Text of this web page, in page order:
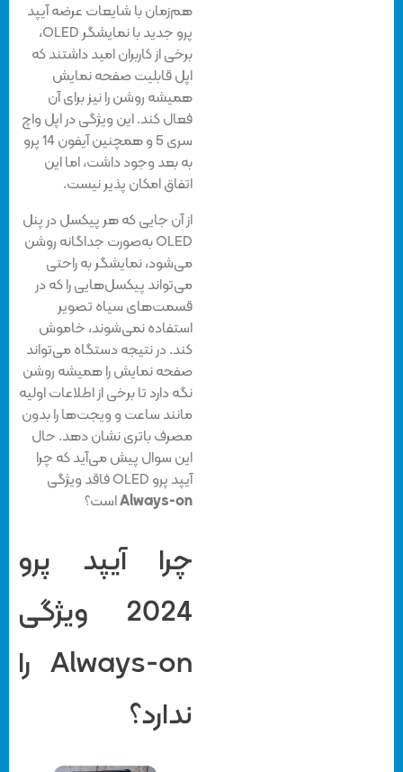
هم‌زمان با شایعات عرضه آیپد
پرو جدید با نمایشگر OLED،
برخی از کاربران امید داشتند که
اپل قابلیت صفحه نمایش
همیشه روشن را نیز برای آن
فعال کند. این ویژگی در اپل واچ
سری 5 و همچنین آیفون 14 پرو
به بعد وجود داشت، اما این
اتفاق امکان پذیر نیست.
از آن جایی که هر پیکسل در پنل
OLED به‌صورت جداگانه روشن
می‌شود، نمایشگر به راحتی
می‌تواند پیکسل‌هایی را که در
قسمت‌های سیاه تصویر
استفاده نمی‌شوند، خاموش
کند. در نتیجه دستگاه می‌تواند
صفحه نمایش را همیشه روشن
نگه دارد تا برخی از اطلاعات اولیه
مانند ساعت و ویجت‌ها را بدون
مصرف باتری نشان دهد. حال
این سوال پیش می‌آید که چرا
آیپد پرو OLED فاقد ویژگی
Always-onاست؟
چرا آیپد پرو
2024 ویژگی
Always-on را
ندارد؟